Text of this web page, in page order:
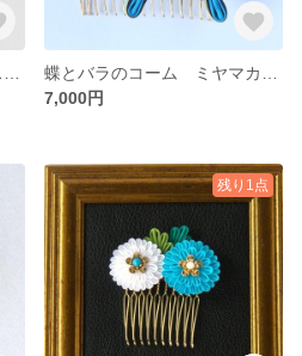
7,000円
残り1点